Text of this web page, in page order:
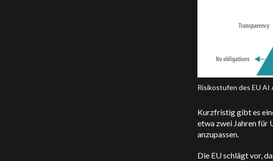
Risikostufen des EU AI
Kurzfristig gibt es
etwa zwei Jahren für
anzupassen.
Die EU schlägt vor,